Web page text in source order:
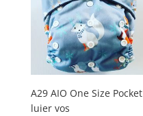
A29 AIO One Size Pocket
luier vos